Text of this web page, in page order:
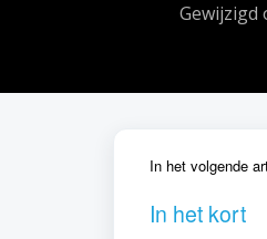
Gewijzigd
In het volgende
In het kort